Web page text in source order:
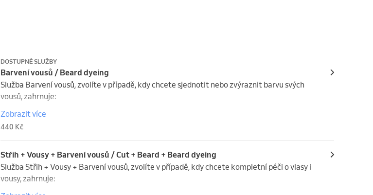
DOSTUPNÉ SLUŽBY
Barvení vousů / Beard dyeing
Služba Barvení vousů, zvolíte v případě, kdy chcete sjednotit nebo zvýraznit barvu svých
vousů, zahrnuje:
Konzultace: Diskuze o požadovaném odstínu a výsledném vzhledu vousů, přizpůsobeném
vašemu stylu.
Příprava: Nasazení ochranné pláštěnky a příprava vousů na aplikaci barvy.
Barvení: Aplikace profesionální barvy na vousy podle dohodnutého odstínu pro dosažení
přirozeného a rovnoměrného vzhledu.
Péče: Opláchnutí barvy a aplikace zklidňujícího balzámu na vousy.
Zobrazit více
440 Kč
Střih + Vousy + Barvení vousů / Cut + Beard + Beard dyeing
Služba Střih + Vousy + Barvení vousů, zvolíte v případě, kdy chcete kompletní péči o vlasy i
vousy, zahrnuje: